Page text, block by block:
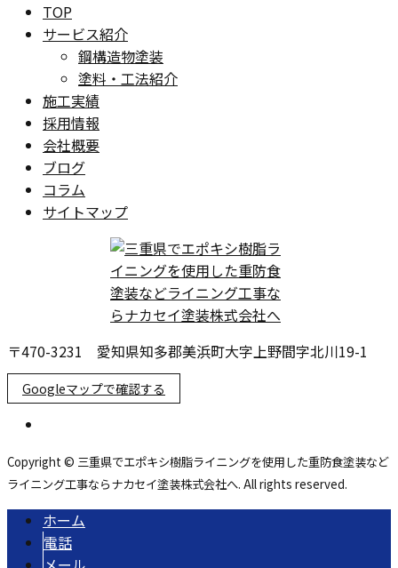
TOP
サービス紹介
鋼構造物塗装
塗料・工法紹介
施工実績
採用情報
会社概要
ブログ
コラム
サイトマップ
〒470-3231 愛知県知多郡美浜町大字上野間字北川19-1
Googleマップで確認する
Copyright © 三重県でエポキシ樹脂ライニングを使用した重防食塗装など
ライニング工事ならナカセイ塗装株式会社へ. All rights reserved.
ホーム
電話